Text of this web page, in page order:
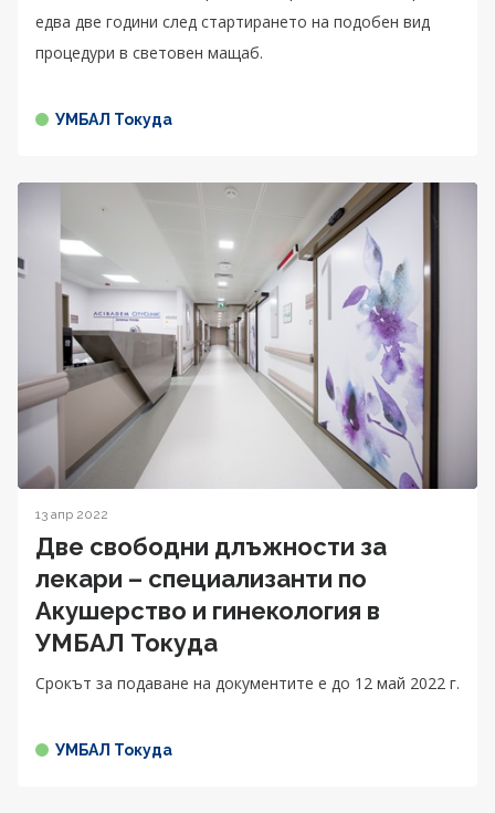
едва две години след стартирането на подобен вид
процедури в световен мащаб.
УМБАЛ Токуда
13 апр 2022
Две свободни длъжности за
лекари – специализанти по
Акушерство и гинекология в
УМБАЛ Токуда
Срокът за подаване на документите е до 12 май 2022 г.
УМБАЛ Токуда